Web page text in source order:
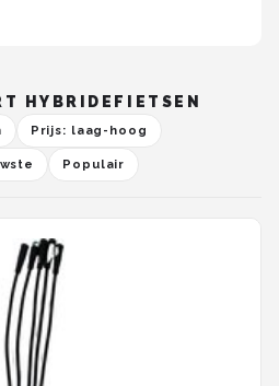
HYBRIDEFIETSEN
Prijs: laag-hoog
Populair